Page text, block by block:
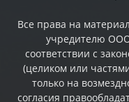
Все права на
учредителю
соответствии с
(целиком или
только на
согласия